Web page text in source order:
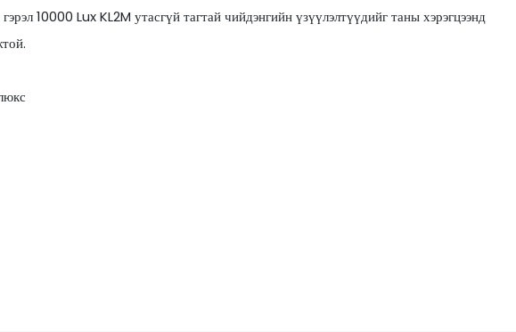
10000 Lux KL2M утасгүй тагтай чийдэнгийн үзүүлэлтүүдийг таны хэрэгцээнд